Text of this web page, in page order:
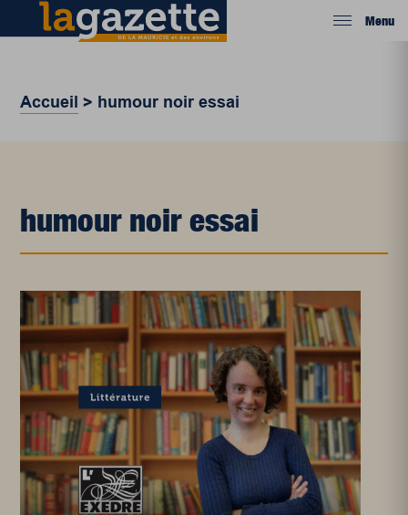
Menu
Accueil > humour noir essai
humour noir essai